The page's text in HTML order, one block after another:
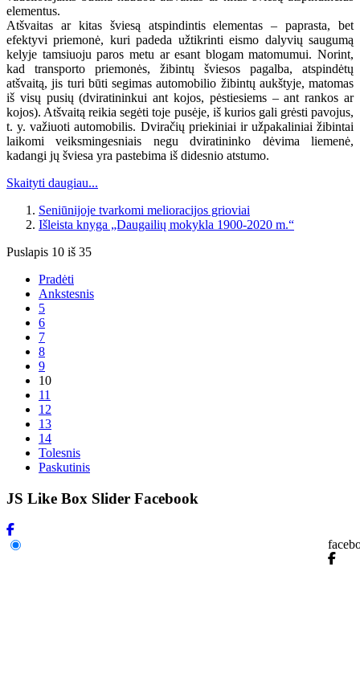
elementus.
Atšvaitas ar kitas šviesą atspindintis elementas – paprasta, bet
efektyvi priemonė, kuri padeda užtikrinti eismo dalyvių saugumą
kelyje tamsiuoju paros metu ar esant blogam matomumui. Norint,
kad transporto priemonės, žibintų šviesos pagalba, atspindėtų
atšvaitą, jis turi būti segimas automobilio žibintų aukštyje, matomas
iš visų pusių (dviratininkui ant kojos, pėstiesiems – ant rankos ar
kojos). Atšvaitą reikia segėti toje pusėje, iš kurios gali grėsti pavojus,
t. y. važiuoti automobilis. Dviračių priekiniai ir užpakaliniai žibintai
laikomi veiksmingesniais negu dviratininko dėvima liemenė,
kadangi jų šviesa yra pastebima iš didesnio atstumo.
Skaityti daugiau...
Seniūnijoje tvarkomi melioracijos grioviai
Išleista knyga „Daugailių mokykla 1900-2020 m.“
Puslapis 10 iš 35
Pradėti
Ankstesnis
5
6
7
8
9
10
11
12
13
14
Tolesnis
Paskutinis
JS Like Box Slider Facebook